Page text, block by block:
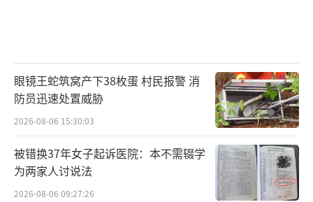
眼镜王蛇筑窝产下38枚蛋 村民报警 消
防员迅速处置威胁
2026-08-06 15:30:03
被错换37年女子起诉医院：本不需辍学
为两家人讨说法
2026-08-06 09:27:26